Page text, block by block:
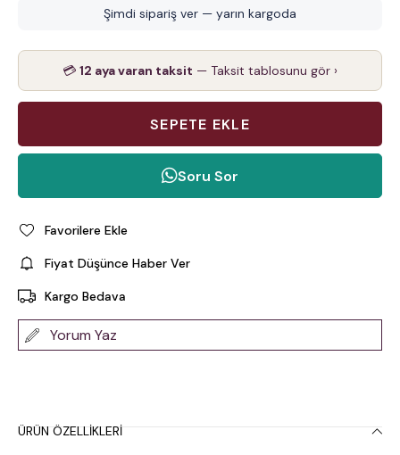
Şimdi sipariş ver — yarın kargoda
💳 12 aya varan taksit — Taksit tablosunu gör ›
Soru Sor
Favorilere Ekle
Fiyat Düşünce Haber Ver
Kargo Bedava
Yorum Yaz
ÜRÜN ÖZELLIKLERI